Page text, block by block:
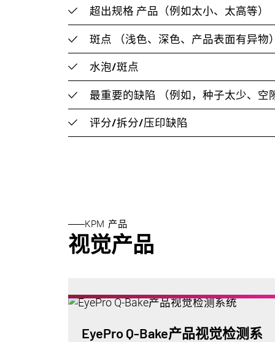
超出规格 产品（例如太小、太高等）
斑点 （浅色、深色、产品表面有异物
水泡/斑点
最重要的缺陷 （例如，种子太少、空
评分/拆分/压印缺陷
KPM 产品
视觉产品
EyePro Q-Bake产品视觉检测系